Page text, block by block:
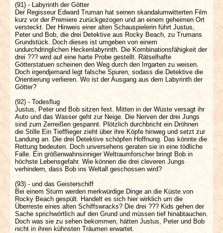
(91) - Labyrinth der Götter
Der Regisseur Edward Truman hat seinen skandalumwitterten Film
kurz vor der Premiere zurückgezogen und an einem geheimen Ort
versteckt. Der Hinweis einer alten Schauspielerin führt Justus,
Peter und Bob, die drei Detektive aus Rocky Beach, zu Trumans
Grundstück. Doch dieses ist umgeben von einem
undurchdringlichen Heckenlabyrinth. Die Kombinationsfähigkeit der
drei ??? wird auf eine harte Probe gestellt. Rätselhafte
Götterstatuen scheinen den Weg durch den Irrgarten zu weisen.
Doch irgendjemand legt falsche Spuren, sodass die Detektive die
Orientierung verlieren. Wo ist der Ausgang aus dem Labyrinth der
Götter?
(92) - Todesflug
Justus, Peter und Bob sitzen fest. Mitten in der Wüste versagt ihr
Auto und das Wasser geht zur Neige. Die Nerven der drei Jungs
sind zum Zerreißen gespannt. Plötzlich durchbricht ein Dröhnen
die Stille Ein Tiefflieger zieht über ihre Köpfe hinweg und setzt zur
Landung an. Die drei Detektive schöpfen Hoffnung. Das könnte die
Rettung bedeuten. Doch unversehens geraten sie in eine tödliche
Falle. Ein größenwahnsinniger Weltraumforscher bringt Bob in
höchste Lebensgefahr. Wie können die drei cleveren Jungs
verhindern, dass Bob ins Weltall geschossen wird?
(93) - und das Geisterschiff
Bei einem Sturm werden merkwürdige Dinge an die Küste von
Rocky Beach gespült. Handelt es sich hier wirklich um die
Überreste eines alten Schiffswracks? Die drei ??? Kids gehen der
Sache sprichwörtlich auf den Grund und müssen tief hinabtauchen.
Doch was sie zu sehen bekommen, hätten Justus, Peter und Bob
nicht in ihren kühnsten Träumen erwartet.